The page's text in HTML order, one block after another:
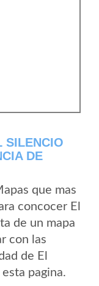
SILENCIO
DE
que mas
concocer El
de un mapa
con las
de El
pagina.